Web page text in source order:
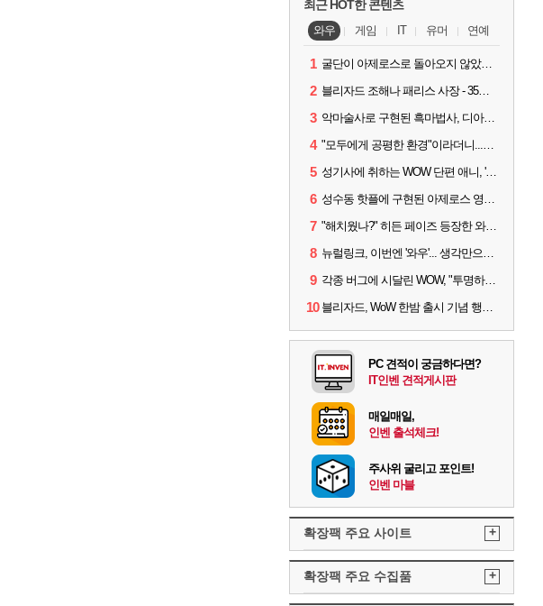
최근 HOT한 콘텐츠
와우 게임 IT 유머 연예
1 굴단이 아제로스로 돌아오지 않았다면? 와우 클래식+ 주목
2 블리자드 조해나 패리스 사장 - 35년 역사, 그리고 비전
3 악마술사로 구현된 흑마법사, 디아4 x 와우 콜라보 살펴보기
4 "모두에게 공평한 환경"이라더니...여전히 살아있는 애드온
5 성기사에 취하는 WOW 단편 애니, '신성한 모든 것'
6 성수동 핫플에 구현된 아제로스 영웅들의 안식처, WoW 홈스윗홈
7 "해치웠나?" 히든 페이즈 등장한 와우 '한밤', 세계 최초 킬은 '팀 리퀴드'
8 뉴럴링크, 이번엔 '와우'... 생각만으로 게임하는 시대 성큼
9 각종 버그에 시달린 WOW, "투명하고 신속한 소통과 대응 약속"
10 블리자드, WoW 한밤 출시 기념 행사 '홈스윗홈' 28일 개최
PC 견적이 궁금하다면?
IT인벤 견적게시판
매일매일,
인벤 출석체크!
주사위 굴리고 포인트!
인벤 마블
확장팩 주요 사이트 +
확장팩 주요 수집품 +